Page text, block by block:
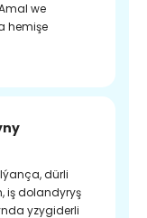
we
hemişe
dürli
iş dolandyryş
yzygiderli